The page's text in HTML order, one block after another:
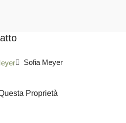
Sofia Meyer
Proprietà